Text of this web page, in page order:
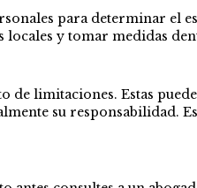
para determinar el
locales y tomar medidas
de limitaciones. Estas
su responsabilidad.